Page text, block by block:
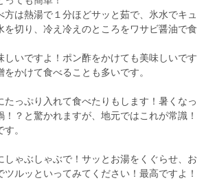
方は熱湯で１分ほどサッと茹で、氷水でキュ
を切り、冷え冷えのところをワサビ醤油で食
しいですよ！ポン酢をかけても美味しいです
をかけて食べることも多いです。
たっぷり入れて食べたりもします！暑くなっ
！？と驚かれますが、地元ではこれが常識！
。
しゃぶしゃぶで！サッとお湯をくぐらせ、お
ツルッといってみてください！最高ですよ！